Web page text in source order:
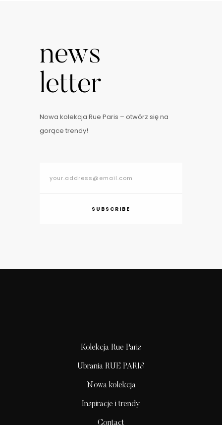
news
letter
Nowa kolekcja Rue Paris – otwórz się na
gorące trendy!
SUBSCRIBE
Kolekcja Rue Paris
Ubrania RUE PARIS
Nowa kolekcja
Inspiracje i trendy
Contact